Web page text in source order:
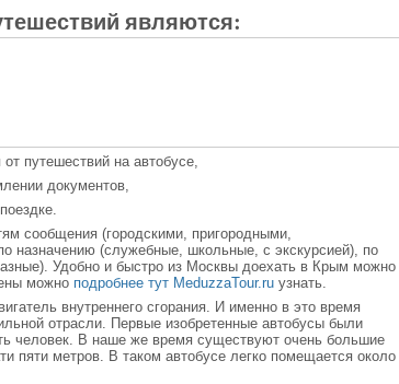
являются:
путешествий на автобусе,
документов,
сообщения (городскими, пригородными,
назначению (служебные, школьные, с экскурсией), по
Удобно и быстро из Москвы доехать в Крым можно
можно подробнее тут MeduzzaTour.ru узнать.
внутреннего сгорания. И именно в это время
отрасли. Первые изобретенные автобусы были
человек. В наше же время существуют очень большие
пяти метров. В таком автобусе легко помещается около